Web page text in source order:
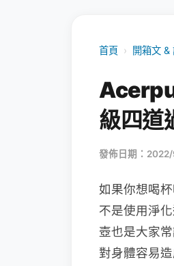
首頁 › 開箱文 &
級四道
發佈日期：
如果你想喝
不是使用淨
壺也是大家
對身體容易